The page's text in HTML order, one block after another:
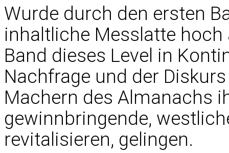
Wurde durch den ersten
inhaltliche Messlatte
Band dieses Level in
Nachfrage und der
Machern des Almanachs
gewinnbringende,
revitalisieren, gelingen.